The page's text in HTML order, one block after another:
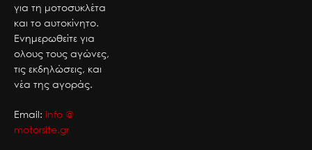
για τη μοτοσυκλέτα
και το αυτοκίνητο.
Ενημερωθείτε για
ολους τους αγώνες,
τις εκδηλώσεις, και
νέα της αγοράς.
Email: info @
motorsite.gr